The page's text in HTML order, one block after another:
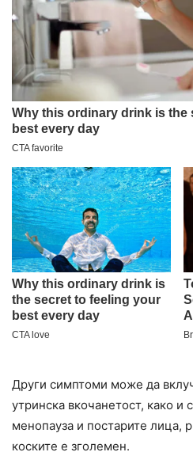
Други симптоми може да
утринска вкочанетост, како и
менопауза и постарите лица,
коските е зголемен.